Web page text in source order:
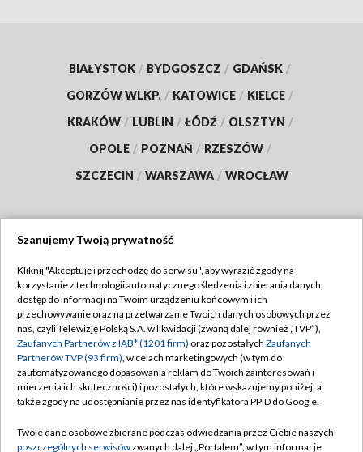
BIAŁYSTOK / BYDGOSZCZ / GDAŃSK /
GORZÓW WLKP. / KATOWICE / KIELCE /
KRAKÓW / LUBLIN / ŁÓDŹ / OLSZTYN /
OPOLE / POZNAŃ / RZESZÓW /
SZCZECIN / WARSZAWA / WROCŁAW
TVP
Abonament TVP
Emisja w TVP
Centrum informacji TVP
Naziemna Telewizja Cyfrowa
Rada Programowa
Regulamin TVP
Polityka prywatności
Moje zgody
Pomoc
Kontakt
Szanujemy Twoją prywatność
Kliknij "Akceptuję i przechodzę do serwisu", aby wyrazić zgody na
korzystanie z technologii automatycznego śledzenia i zbierania danych,
dostęp do informacji na Twoim urządzeniu końcowym i ich
przechowywanie oraz na przetwarzanie Twoich danych osobowych przez
nas, czyli Telewizję Polską S.A. w likwidacji (zwaną dalej również „TVP”),
Zaufanych Partnerów z IAB* (1201 firm) oraz pozostałych Zaufanych
Partnerów TVP (93 firm), w celach marketingowych (w tym do
zautomatyzowanego dopasowania reklam do Twoich zainteresowań i
mierzenia ich skuteczności) i pozostałych, które wskazujemy poniżej, a
także zgody na udostępnianie przez nas identyfikatora PPID do Google.
Twoje dane osobowe zbierane podczas odwiedzania przez Ciebie naszych
poszczególnych serwisówzwanych dalej „Portalem”, w tym informacje